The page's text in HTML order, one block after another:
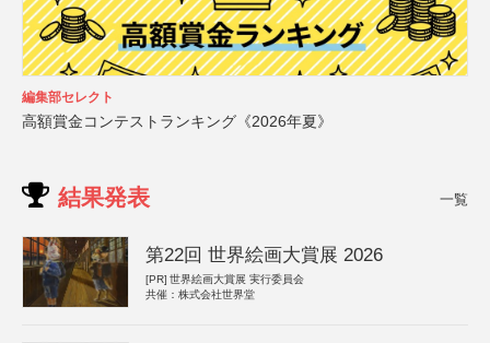
編集部セレクト
高額賞金コンテストランキング《2026年夏》
結果発表 一覧
第22回 世界絵画大賞展 2026
[PR] 世界絵画大賞展 実行委員会
共催：株式会社世界堂